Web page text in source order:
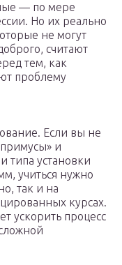
— по мере
Но их реально
не могут
считают
тем, как
проблему
Если вы не
и
типа установки
учиться нужно
так и на
курсах.
ускорить процесс